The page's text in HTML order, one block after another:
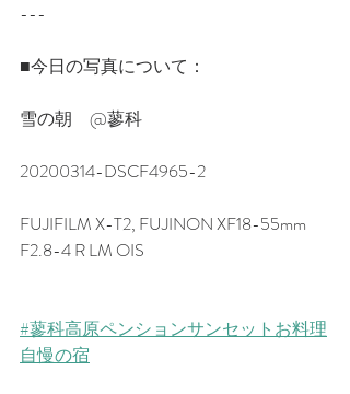
---
■今日の写真について：
雪の朝　@蓼科
20200314-DSCF4965-2
FUJIFILM X-T2, FUJINON XF18-55mm
F2.8-4 R LM OIS
#蓼科高原ペンションサンセットお料理
自慢の宿​